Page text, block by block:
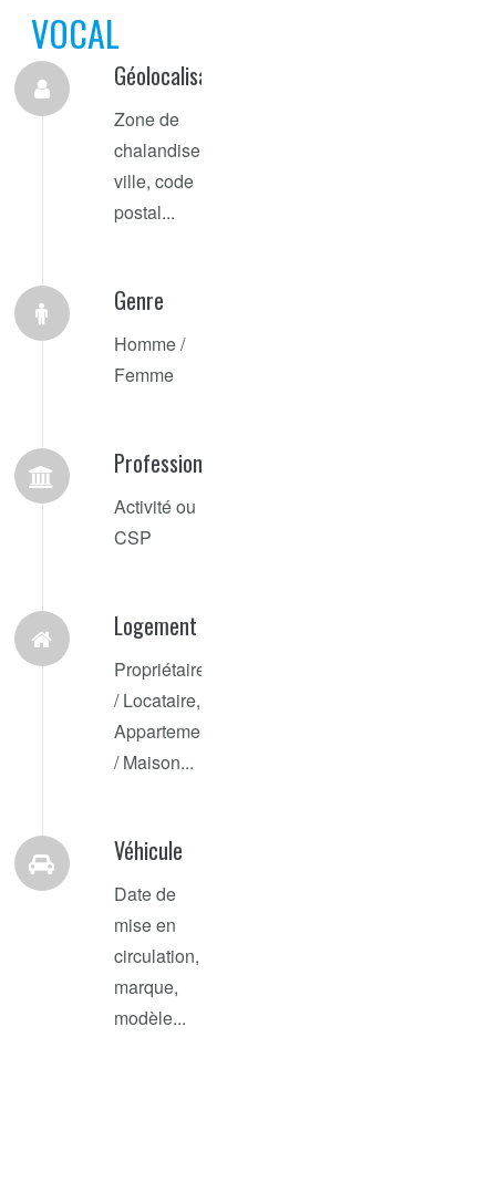
VOCAL
Géolocalisation
Zone de
chalandise,
ville, code
postal...
Genre
Homme /
Femme
Profession
Activité ou
CSP
Logement
Propriétaire
/ Locataire,
Appartement
/ Maison...
Véhicule
Date de
mise en
circulation,
marque,
modèle...